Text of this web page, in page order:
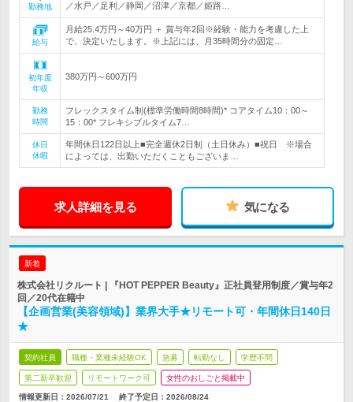
勤務地
／水戸／足利／静岡／沼津／京都／姫路…
給与
月給25.4万円～40万円 ＋ 賞与年2回※経験・能力を考慮した上
で、決定いたします。※上記には、月35時間分の固定…
初年度
年収
380万円～600万円
勤務
時間
フレックスタイム制(標準労働時間8時間)* コアタイム10：00～
15：00* フレキシブルタイム7…
休日
休暇
年間休日122日以上■完全週休2日制（土日休み）■祝日 ※場合
によっては、出勤いただくこともございま…
求人詳細を見る 気になる
新着
株式会社リクルート | 『HOT PEPPER Beauty』正社員登用制度／賞与年2
回／20代在籍中
【企画営業(美容領域)】業界大手★リモート可・年間休日140日
★
契約社員 職種・業種未経験OK 急募 転勤なし 学歴不問
第二新卒歓迎 リモートワーク可 女性のおしごと掲載中
情報更新日：2026/07/21 終了予定日： 2026/08/24